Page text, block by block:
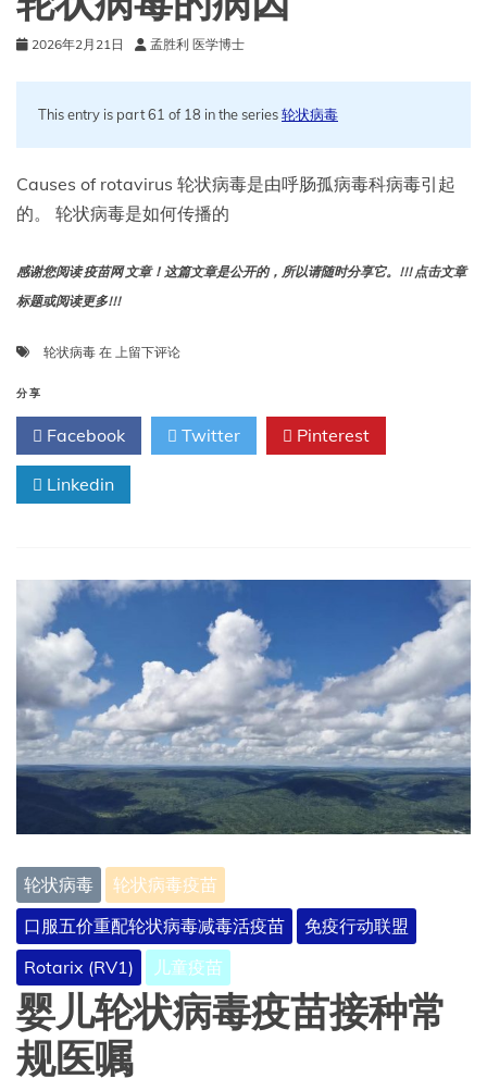
2026年2月21日 孟胜利 医学博士
This entry is part 61 of 18 in the series轮状病毒
Causes of rotavirus 轮状病毒是由呼肠孤病毒科病毒引起
的。 轮状病毒是如何传播的
感谢您阅读 疫苗网 文章！这篇文章是公开的，所以请随时分享它。!!! 点击文章
标题或阅读更多!!!
轮状病毒 在 轮
毒
的
病
上留下评论
分享
Facebook Twitter Pinterest
Linkedin
轮状病毒
轮状病毒疫苗
口服五价重配轮状病毒减毒活疫苗
免疫行动联盟
Rotarix (RV1)
儿童疫苗
婴儿轮状病毒疫苗接种常
规医嘱